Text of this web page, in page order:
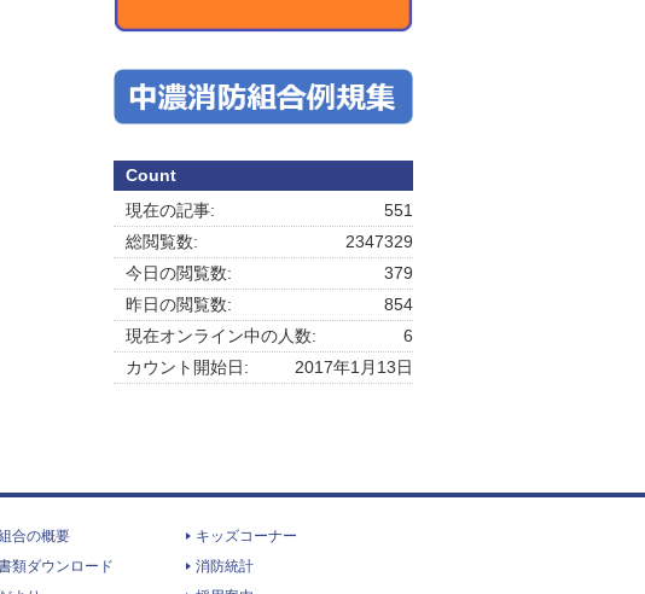
Count
551
現在の記事:
2347329
総閲覧数:
379
今日の閲覧数:
854
昨日の閲覧数:
6
現在オンライン中の人数:
2017年1月13日
カウント開始日:
合の概要
キッズコーナー
類ダウンロード
消防統計